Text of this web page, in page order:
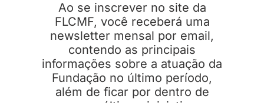
Ao se inscrever no site da
FLCMF, você receberá uma
newsletter mensal por email,
contendo as principais
informações sobre a atuação da
Fundação no último período,
além de ficar por dentro de